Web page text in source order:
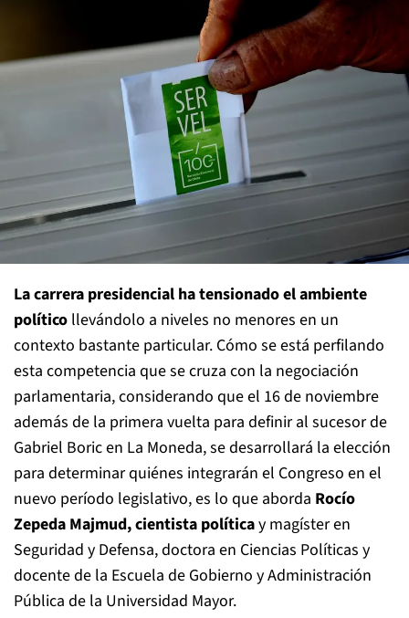
La carrera presidencial ha tensionado el ambiente
político llevándolo a niveles no menores en un
contexto bastante particular. Cómo se está perfilando
esta competencia que se cruza con la negociación
parlamentaria, considerando que el 16 de noviembre
además de la primera vuelta para definir al sucesor de
Gabriel Boric en La Moneda, se desarrollará la elección
para determinar quiénes integrarán el Congreso en el
nuevo período legislativo, es lo que aborda Rocío
Zepeda Majmud, cientista políticay magíster en
Seguridad y Defensa, doctora en Ciencias Políticas y
docente de la Escuela de Gobierno y Administración
Pública de la Universidad Mayor.